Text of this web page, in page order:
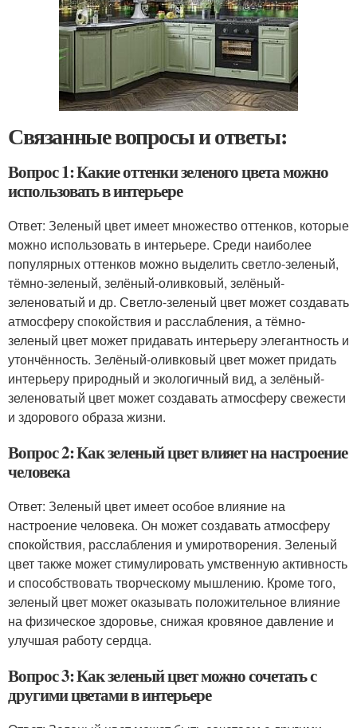
Связанные вопросы и ответы:
Вопрос 1: Какие оттенки зеленого цвета можно
использовать в интерьере
Ответ: Зеленый цвет имеет множество оттенков, которые
можно использовать в интерьере. Среди наиболее
популярных оттенков можно выделить светло-зеленый,
тёмно-зеленый, зелёный-оливковый, зелёный-
зеленоватый и др. Светло-зеленый цвет может создавать
атмосферу спокойствия и расслабления, а тёмно-
зеленый цвет может придавать интерьеру элегантность и
утончённость. Зелёный-оливковый цвет может придать
интерьеру природный и экологичный вид, а зелёный-
зеленоватый цвет может создавать атмосферу свежести
и здорового образа жизни.
Вопрос 2: Как зеленый цвет влияет на настроение
человека
Ответ: Зеленый цвет имеет особое влияние на
настроение человека. Он может создавать атмосферу
спокойствия, расслабления и умиротворения. Зеленый
цвет также может стимулировать умственную активность
и способствовать творческому мышлению. Кроме того,
зеленый цвет может оказывать положительное влияние
на физическое здоровье, снижая кровяное давление и
улучшая работу сердца.
Вопрос 3: Как зеленый цвет можно сочетать с
другими цветами в интерьере